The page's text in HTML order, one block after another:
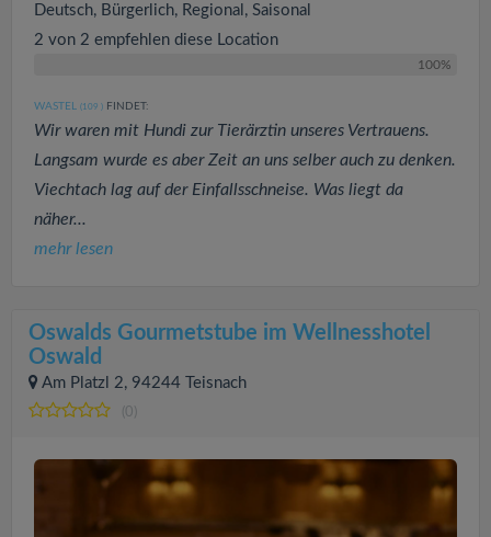
Deutsch, Bürgerlich, Regional, Saisonal
2 von 2 empfehlen diese Location
100%
WASTEL (109 ) FINDET:
Wir waren mit Hundi zur Tierärztin unseres Vertrauens.
Langsam wurde es aber Zeit an uns selber auch zu denken.
Viechtach lag auf der Einfallsschneise. Was liegt da
näher...
mehr lesen
Oswalds Gourmetstube im Wellnesshotel
Oswald
Am Platzl 2, 94244 Teisnach
(0)